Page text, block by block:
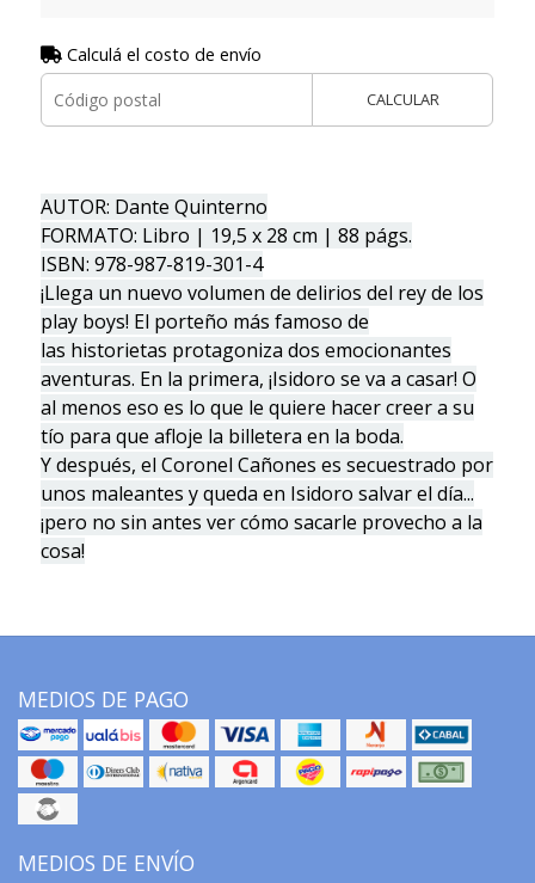
Calculá el costo de envío
CALCULAR
AUTOR: Dante Quinterno
FORMATO: Libro | 19,5 x 28 cm | 88 págs.
ISBN: 978-987-819-301-4
¡Llega un nuevo volumen de delirios del rey de los
play boys! El porteño más famoso de
las historietas protagoniza dos emocionantes
aventuras. En la primera, ¡Isidoro se va a casar! O
al menos eso es lo que le quiere hacer creer a su
tío para que afloje la billetera en la boda.
Y después, el Coronel Cañones es secuestrado por
unos maleantes y queda en Isidoro salvar el día...
¡pero no sin antes ver cómo sacarle provecho a la
cosa!
MEDIOS DE PAGO
MEDIOS DE ENVÍO